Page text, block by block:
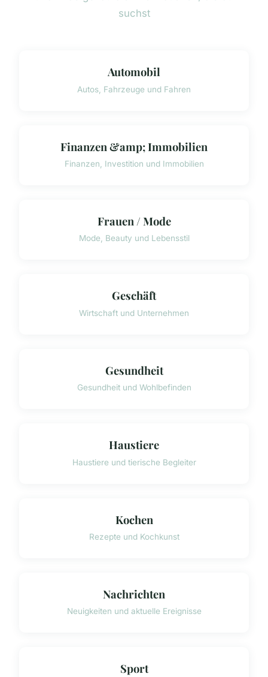
suchst
Automobil
Autos, Fahrzeuge und Fahren
Finanzen &amp; Immobilien
Finanzen, Investition und Immobilien
Frauen / Mode
Mode, Beauty und Lebensstil
Geschäft
Wirtschaft und Unternehmen
Gesundheit
Gesundheit und Wohlbefinden
Haustiere
Haustiere und tierische Begleiter
Kochen
Rezepte und Kochkunst
Nachrichten
Neuigkeiten und aktuelle Ereignisse
Sport